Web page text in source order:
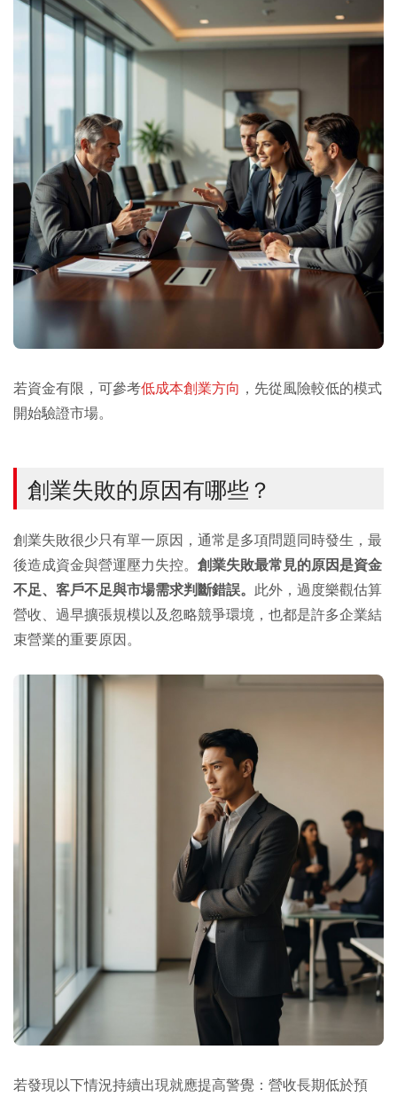
若資金有限，可參考低成本創業方向 ，先從風險較低的模式
開始驗證市場。
創業失敗的原因有哪些？
創業失敗很少只有單一原因，通常是多項問題同時發生，最
後造成資金與營運壓力失控。 創業失敗最常見的原因是資金
不足、客戶不足與市場需求判斷錯誤。 此外，過度樂觀估算
營收、過早擴張規模以及忽略競爭環境，也都是許多企業結
束營業的重要原因。
若發現以下情況持續出現就應提高警覺：營收長期低於預